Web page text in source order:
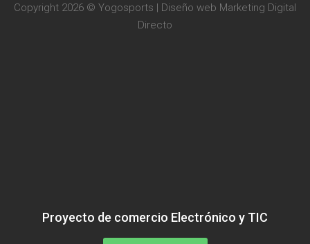
Copyright 2026 © Yogosports | Diseño web Marketing Digital
Directo
Proyecto de comercio Electrónico y TIC